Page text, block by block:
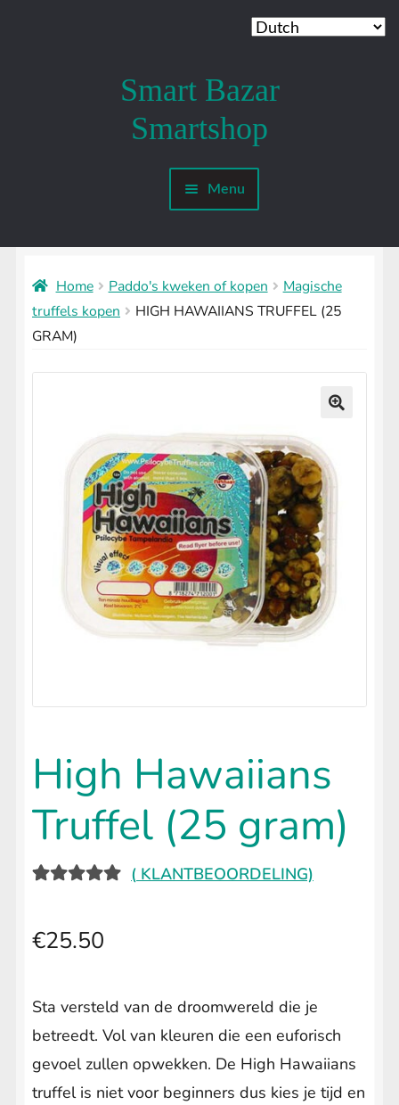
Smart Bazar
Smartshop
Menu
SMARTSHOP
Submenu
SHROOMSHOP
Submenu
uitvouwen
SHAMANSHOP
HEADSHOP
uitvouwen
uitvouwen
Home Paddo's kweken of kopen
Magische
truffels kopen
HIGH HAWAIIANS TRUFFEL (25
GRAM)
High Hawaiians
Truffel (25 gram)
OP 5
D OP
KLANTBEO
( KLANTBEOORDELING)
€25.50
Sta versteld van de droomwereld die je
betreedt. Vol van kleuren die een euforisch
gevoel zullen opwekken. De High Hawaiians
truffel is niet voor beginners dus kies je tijd en